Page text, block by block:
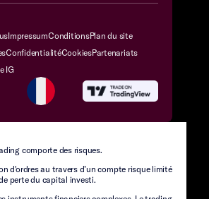
ImpressumConditionsPlan du site
ConfidentialitéCookiesPartenariats
IG
comporte des risques.
d'ordres au travers d’un compte risque limité
perte du capital investi.